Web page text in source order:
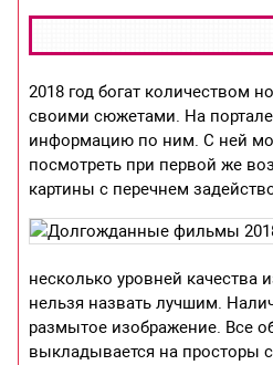
2018 год богат количеством
своими сюжетами. На
информацию по ним. С ней
посмотреть при первой же
картины с перечнем
несколько уровней качества
нельзя назвать лучшим.
размытое изображение. Все
выкладывается на просторы